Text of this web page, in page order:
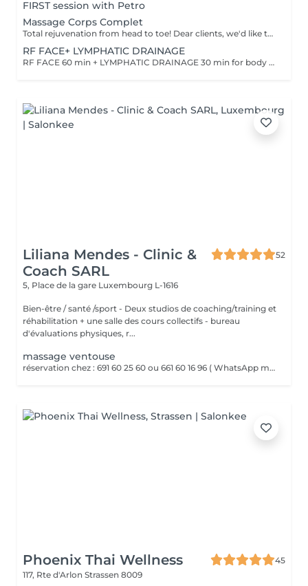
FIRST session with Petro
Massage Corps Complet
Total rejuvenation from head to toe! Dear clients, we'd like to draw your attention to the fact that the actual massage time is indicated in parentheses next to the name of the massage. The duration list on the website includes time for room and client preparation. We strive to provide you with the highest quality and comfort. Thank you for your understanding. WHAT IS FULL BODY MASSAGE? It's a comprehensive massage that targets all major muscle groups, relieving stress, tension, and fatigue throughout the entire body. Using a combination of techniques, this treatment boosts circulation, relaxes the nervous system, and restores your natural energy balance. Ideal for those needing a full reset for both body and mind.
RF FACE+ LYMPHATIC DRAINAGE
RF FACE 60 min + LYMPHATIC DRAINAGE 30 min for body Your face lifts. Your body drains. Two systems working together to provide the full experience.
Liliana Mendes - Clinic &
Coach SARL
52
5, Place de la gare Luxembourg L-1616
Bien-être / santé /sport - Deux studios de coaching/training et
réhabilitation + une salle des cours collectifs - bureau
d'évaluations physiques, r...
massage ventouse
réservation chez : 691 60 25 60 ou 661 60 16 96 ( WhatsApp msg ) VENTOUSES OU CUPPING THERAPY Technique thérapeutique utilisant la succion pour créer une dépression sur la peau. Il améliore la circulation sanguine, décontracte lés muscles, soulage les Dolores et draine les tissus
Phoenix Thai Wellness
45
117, Rte d'Arlon Strassen 8009